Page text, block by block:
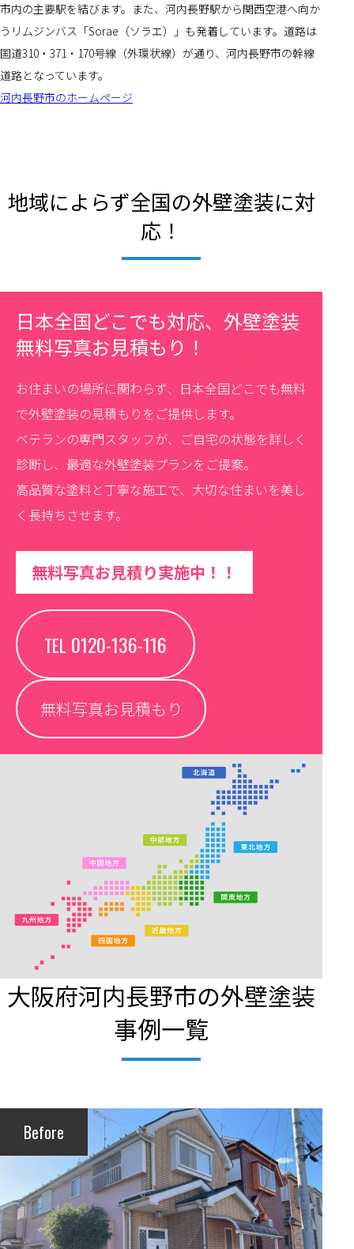
市内の主要駅を結びます。また、河内長野駅から関西空港へ向か
うリムジンバス「Sorae（ソラエ）」も発着しています。道路は
国道310・371・170号線（外環状線）が通り、河内長野市の幹線
道路となっています。
河内長野市のホームページ
地域によらず全国の外壁塗装に対
応！
日本全国どこでも対応、外壁塗装
無料写真お見積もり！
お住まいの場所に関わらず、日本全国どこでも無料
で外壁塗装の見積もりをご提供します。
ベテランの専門スタッフが、ご自宅の状態を詳しく
診断し、最適な外壁塗装プランをご提案。
高品質な塗料と丁寧な施工で、大切な住まいを美し
く長持ちさせます。
無料写真お見積り実施中！！
TEL 0120-136-116
無料写真お見積もり
大阪府河内長野市の外壁塗装
事例一覧
Before